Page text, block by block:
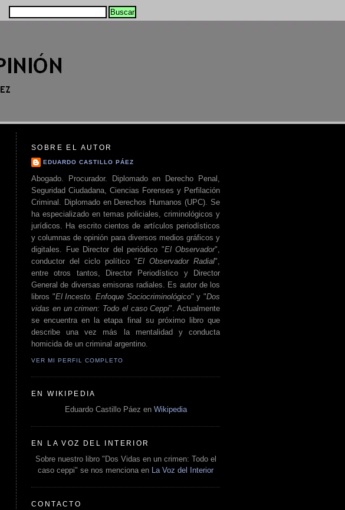
SOBRE EL AUTOR
EDUARDO CASTILLO PÁEZ
Abogado. Procurador. Diplomado en Derecho Penal,
Seguridad Ciudadana, Ciencias Forenses y Perfilación
Criminal. Diplomado en Derechos Humanos (UPC). Se
ha especializado en temas policiales, criminológicos y
jurídicos. Ha escrito cientos de artículos periodísticos
y columnas de opinión para diversos medios gráficos y
digitales. Fue Director del periódico "El Observador",
conductor del ciclo político "El Observador Radial",
entre otros tantos, Director Periodístico y Director
General de diversas emisoras radiales. Es autor de los
libros "El Incesto. Enfoque Sociocriminológico" y "Dos
vidas en un crimen: Todo el caso Ceppi". Actualmente
se encuentra en la etapa final su próximo libro que
describe una vez más la mentalidad y conducta
homicida de un criminal argentino.
VER MI PERFIL COMPLETO
EN WIKIPEDIA
Eduardo Castillo Páez en Wikipedia
EN LA VOZ DEL INTERIOR
Sobre nuestro libro "Dos Vidas en un crimen: Todo el
caso ceppi" se nos menciona en
La Voz del Interior
CONTACTO